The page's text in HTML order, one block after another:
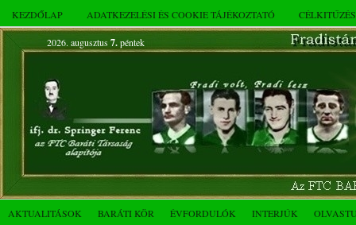
KEZDŐLAP ADATKEZELÉSI ÉS COOKIE TÁJÉKOZTATÓ
2026. augusztus 7.péntek
AKTUALITÁSOK BARÁTI KÖR ÉVFORDULÓK INTERJÚK